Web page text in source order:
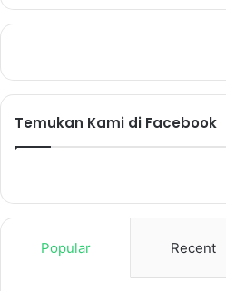
Temukan Kami di Facebook
Popular Recent